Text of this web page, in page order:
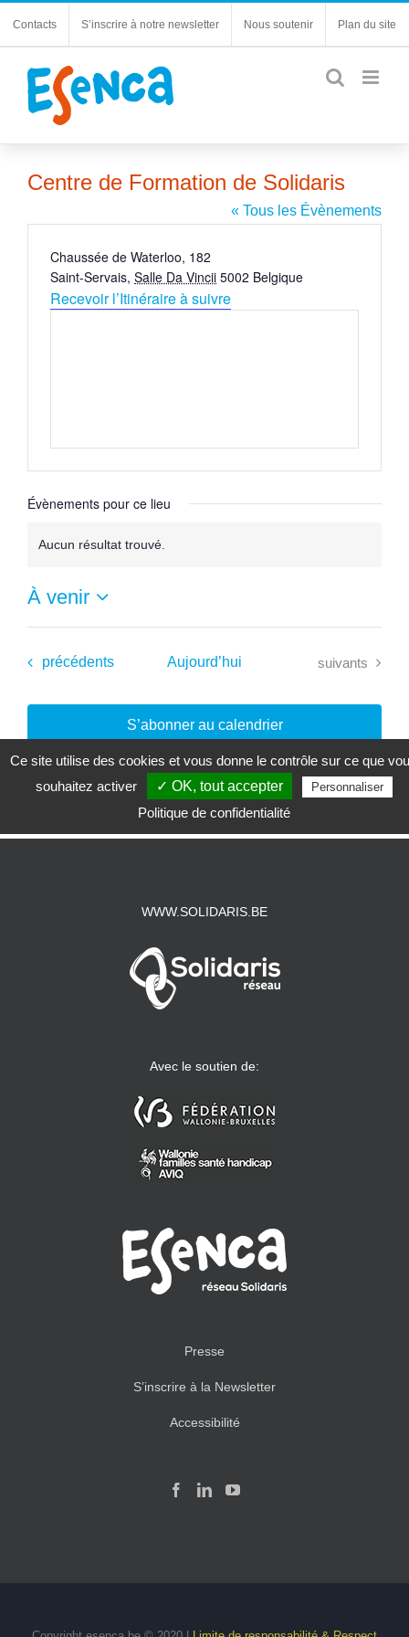
Contacts S’inscrire à notre newsletter Nous soutenir Plan du site
Centre de Formation de Solidaris
« Tous les Évènements
Adresse
Chaussée de Waterloo, 182
Saint-Servais, Salle Da Vincii 5002 Belgique
Recevoir l’Itinéraire à suivre
Évènements pour ce lieu
Aucun résultat trouvé.
À venir
Sélectionnez
date.
Évènements
précédents Aujourd’hui Évènements
suivants
S’abonner au calendrier
WWW.SOLIDARIS.BE
Avec le soutien de:
Presse
S’inscrire à la Newsletter
Accessibilité
Ce site utilise des cookies et vous donne le contrôle sur ce que
souhaitez activer
✓ OK, tout accepter Personnaliser
Politique de confidentialité